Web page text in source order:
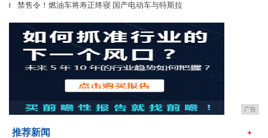
▎ 禁售令！燃油车将寿正终寝 国产电动车与特斯拉
广告
推荐新闻 ＋